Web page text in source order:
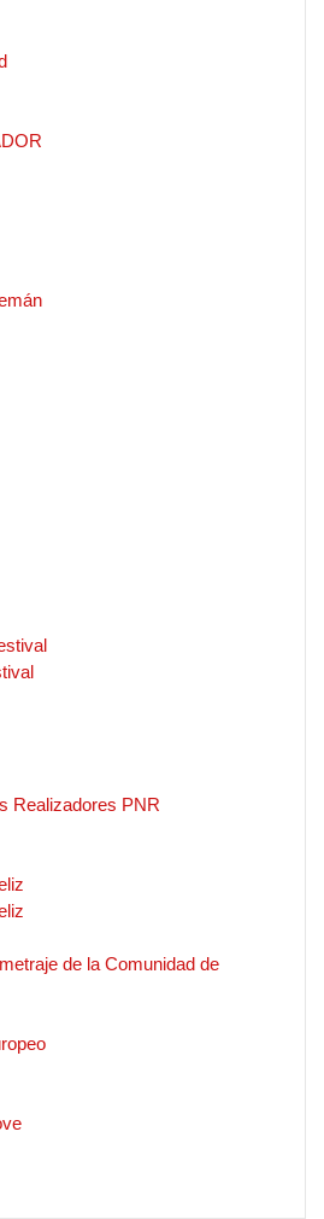
Realizadores PNR
de la Comunidad de